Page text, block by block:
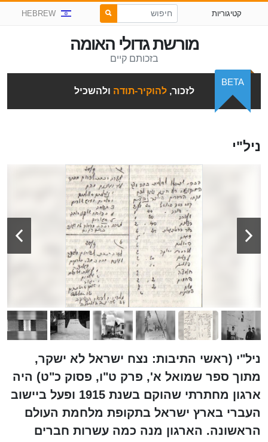
קטיגוריות HEBREW
מורשת גדולי האומה
בזכותם קיים
לזכור,להוקיר-תודה ולהשכיל
BETA
ניל"י
ניל"י (ראשי התיבות: נצח ישראל לא ישקר,
מתוך ספר שמואל א', פרק ט"ו, פסוק כ"ט) היה
ארגון מחתרתי שהוקם בשנת 1915 ופעל ביישוב
העברי בארץ ישראל בתקופת מלחמת העולם
הראשונה. הארגון מנה כמה עשרות חברים